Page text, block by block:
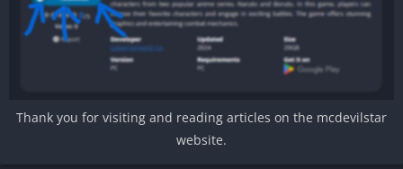
Thank you for visiting and reading articles on the mcdevilstar
website.